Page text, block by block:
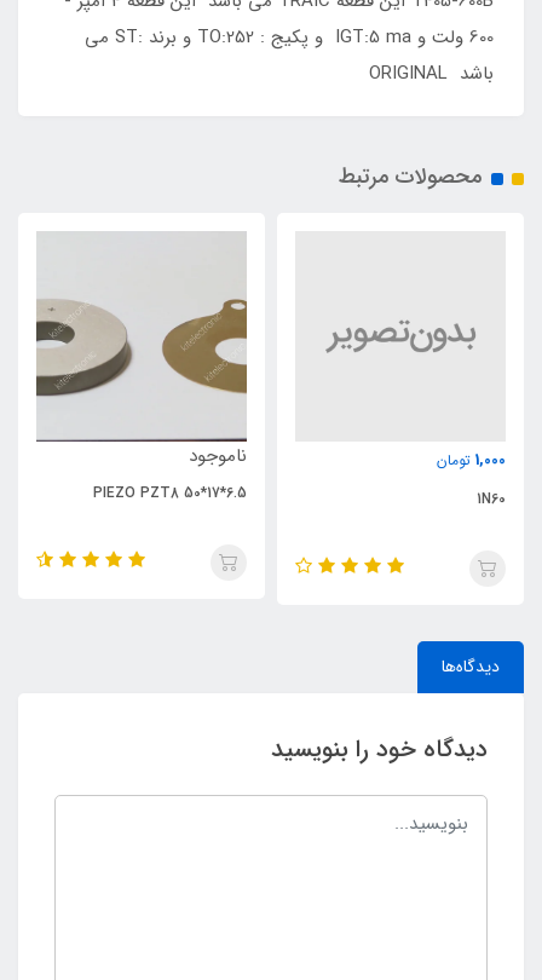
600 ولت و IGT:5 ma و پکیج : TO:252 و برند :ST می
باشد ORIGINAL
محصولات مرتبط
1,000 تومان
1N60
ناموجود
PIEZO PZT8 50*17*6.5
دیدگاه‌ها
دیدگاه خود را بنویسید